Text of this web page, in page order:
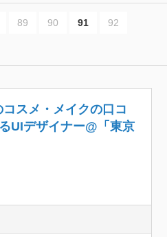
89 90 91 92
スメ・メイクの口コ
UIデザイナー@「東京